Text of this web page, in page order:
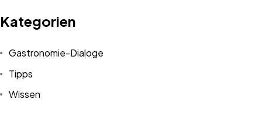
Kategorien
Gastronomie-Dialoge
Tipps
Wissen